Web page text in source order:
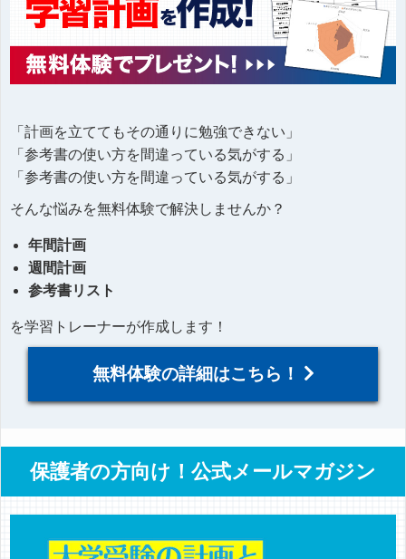
「計画を立ててもその通りに勉強できない」
「参考書の使い方を間違っている気がする」
「参考書の使い方を間違っている気がする」
そんな悩みを無料体験で解決しませんか？
年間計画
週間計画
参考書リスト
を学習トレーナーが作成します！
無料体験の詳細はこちら！
保護者の方向け！公式メールマガジン